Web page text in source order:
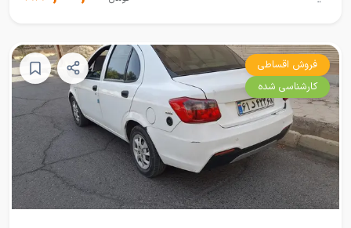
فروش اقساطی
کارشناسی شده